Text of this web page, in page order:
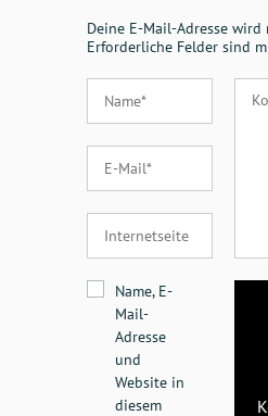
Deine E-Mail-Adresse
Erforderliche Felder sind
Name, E-
Mail-
Adresse
und
Website in
diesem